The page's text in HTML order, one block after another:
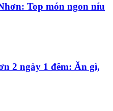
Top món ngon níu
2 ngày 1 đêm: Ăn gì,